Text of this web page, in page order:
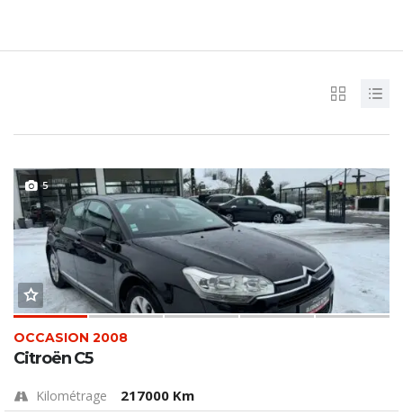
5
OCCASION 2008
Citroën C5
Kilométrage 217000 Km